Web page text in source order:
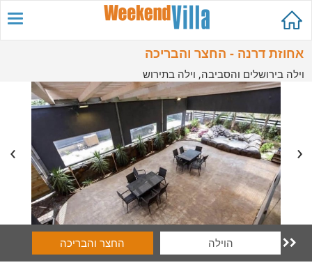
אחוזת דרנה - החצר והבריכה
וילה בירושלים והסביבה, וילה בתירוש
הוילה החצר והבריכה 